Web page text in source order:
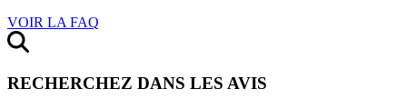
VOIR LA FAQ
RECHERCHEZ DANS LES AVIS